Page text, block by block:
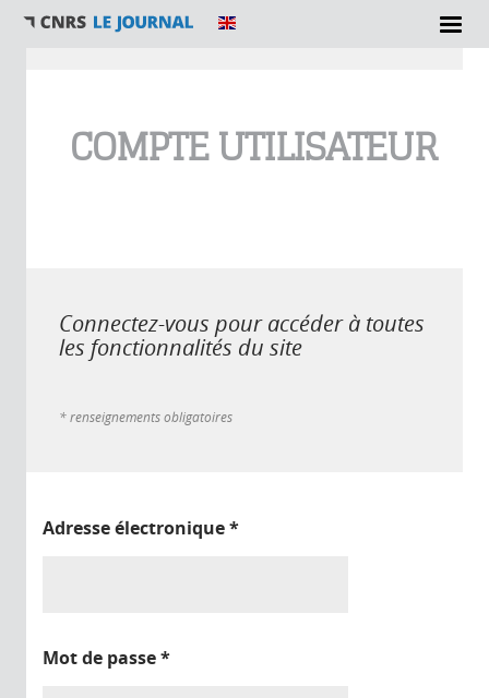
COMPTE UTILISATEUR
Connectez-vous pour accéder à toutes
les fonctionnalités du site
* renseignements obligatoires
Adresse électronique*
Mot de passe*